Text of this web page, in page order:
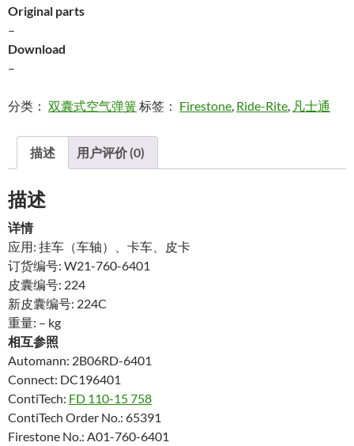
Original parts
–
Download
–
分类： 双囊式空气弹簧标签： Firestone, Ride-Rite, 凡士通
描述 用户评价 (0)
描述
详情
应用: 挂车（车轴）、卡车、皮卡
订货编号: W21-760-6401
皮囊编号: 224
新皮囊编号: 224C
重量: – kg
相互参照
Automann: 2B06RD-6401
Connect: DC196401
ContiTech: FD 110-15 758
ContiTech Order No.: 65391
Firestone No.: A01-760-6401